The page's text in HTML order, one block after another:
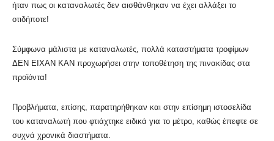
ήταν πως οι καταναλωτές δεν αισθάνθηκαν να έχει αλλάξει το
οτιδήποτε!
Σύμφωνα μάλιστα με καταναλωτές, πολλά καταστήματα τροφίμων
ΔΕΝ ΕΙΧΑΝ ΚΑΝ προχωρήσει στην τοποθέτηση της πινακίδας στα
προϊόντα!
Προβλήματα, επίσης, παρατηρήθηκαν και στην επίσημη ιστοσελίδα
του καταναλωτή που φτιάχτηκε ειδικά για το μέτρο, καθώς έπεφτε σε
συχνά χρονικά διαστήματα.